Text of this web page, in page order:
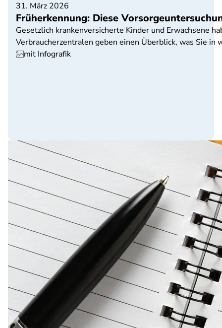
31. März 2026
Früherkennung: Diese
Gesetzlich krankenversicherte Kinder und Erwachsene
Verbraucherzentralen geben einen Überblick, was Sie
mit Infografik